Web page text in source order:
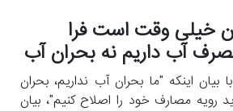
خیلی وقت است فرا
آب داریم نه بحران آب
اینکه "ما بحران آب نداریم، بحران
رویه مصارف خود را اصلاح کنیم"، بیان